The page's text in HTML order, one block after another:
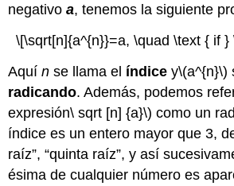
negativoa, tenemos la siguiente
\[\sqrt[n]{a^{n}}=a, \quad \text { if }
Aquín se llama el índice y\(a^{n}\)
radicando. Además, podemos
expresión\ sqrt [n] {a}\) como un
índice es un entero mayor que 3,
raíz”, “quinta raíz”, y así
ésima de cualquier número es